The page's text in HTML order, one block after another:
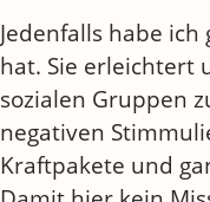
Jedenfalls habe
hat. Sie erleichtert
sozialen Gruppen
negativen
Kraftpakete und